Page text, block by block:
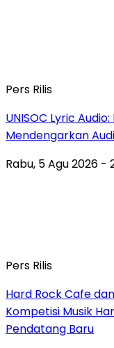
Pers Rilis
UNISOC Lyric
Mendengarkan
Rabu, 5 Agu 2026 -
Pers Rilis
Hard Rock Cafe
Kompetisi Musik
Pendatang Baru